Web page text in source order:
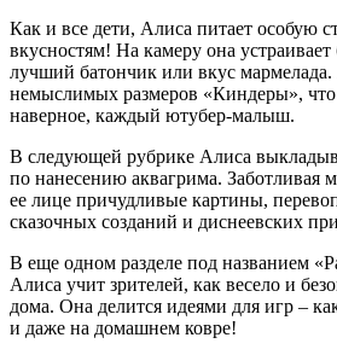
Как и все дети, Алиса питает особую
вкусностям! На камеру она
лучший батончик или вкус
немыслимых размеров «Киндеры», что
наверное, каждый ютубер-малыш.
В следующей рубрике Алиса
по нанесению аквагрима. Заботливая
ее лице причудливые картины,
сказочных созданий и диснеевских
В еще одном разделе под названием
Алиса учит зрителей, как весело и
дома. Она делится идеями для игр –
и даже на домашнем ковре!